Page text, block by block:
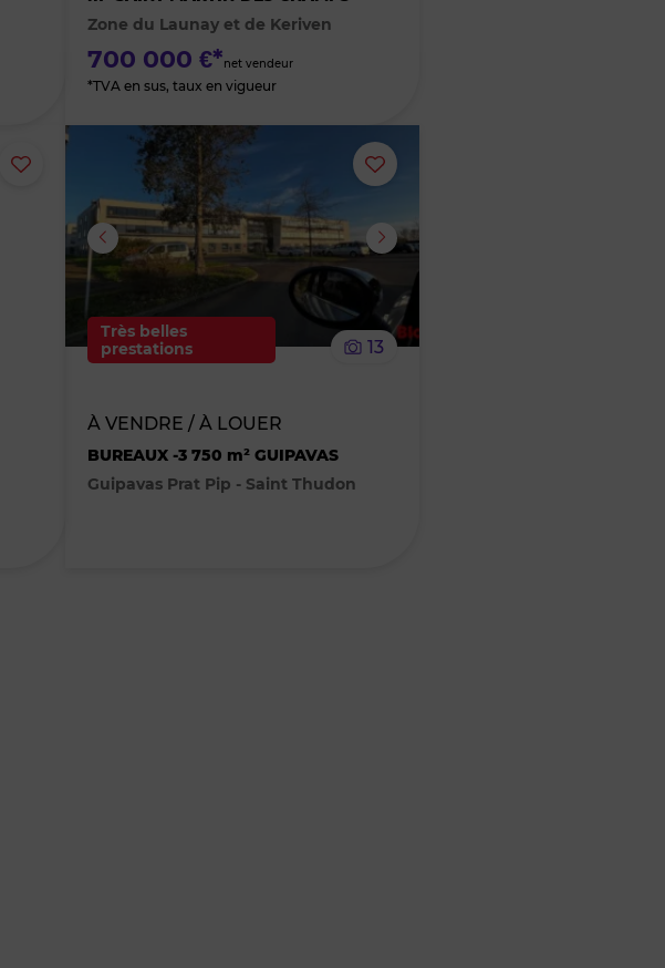
favorisZone du Launay et de Keriven
700 000 €*net vendeur
*TVA en sus, taux en vigueur
Ajouter
supprimer
Ajouter
ou
supprimer
le
Très belles
prestations
13
À VENDRE / À LOUER
BUREAUX -3 750 m² GUIPAVAS
Guipavas Prat Pip - Saint Thudon